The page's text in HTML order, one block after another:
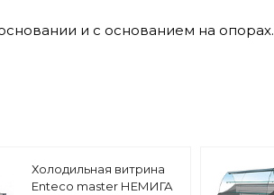
и с основанием на опорах.
Холодильная витрина
Enteco master НЕМИГА